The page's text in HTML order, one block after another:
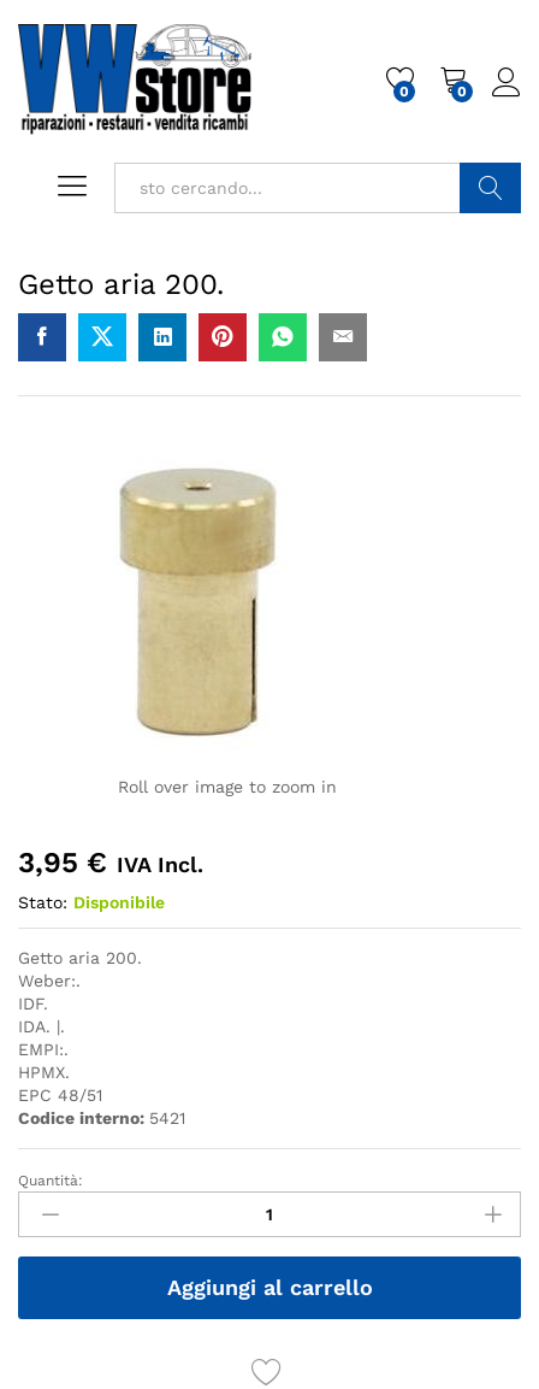
0 0
Getto aria 200.
Roll over image to zoom in
3,95 € IVA Incl.
Stato: Disponibile
Getto aria 200.
Weber:.
IDF.
IDA. |.
EMPI:.
HPMX.
EPC 48/51
Codice interno: 5421
Quantità
Quantità:
Aggiungi al carrello